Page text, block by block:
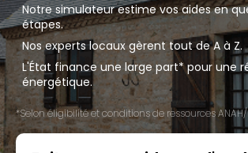
Notre simulateur estime vos aides en
étapes.
Nos experts locaux gèrent tout de A à Z.
L'État finance une large part* pour une
énergétique.
*Selon éligibilité et conditions de ressources